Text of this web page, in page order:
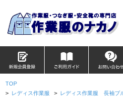
TOP
> レディス作業服 > レディス作業服 長袖ブ